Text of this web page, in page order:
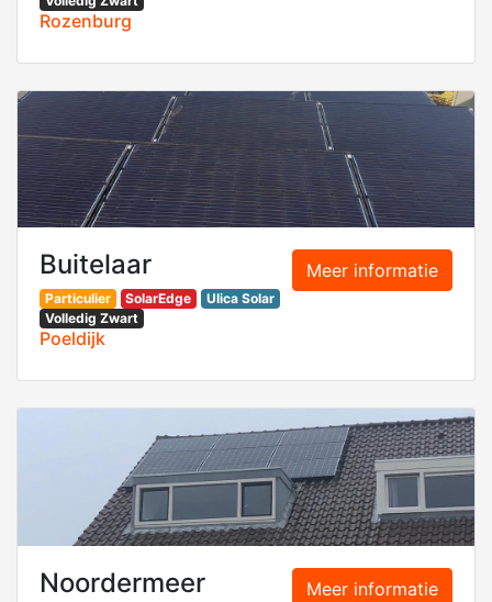
Rozenburg
Meer informatie
Buitelaar
Particulier SolarEdge
Ulica Solar
Volledig Zwart
Poeldijk
Meer informatie
Noordermeer